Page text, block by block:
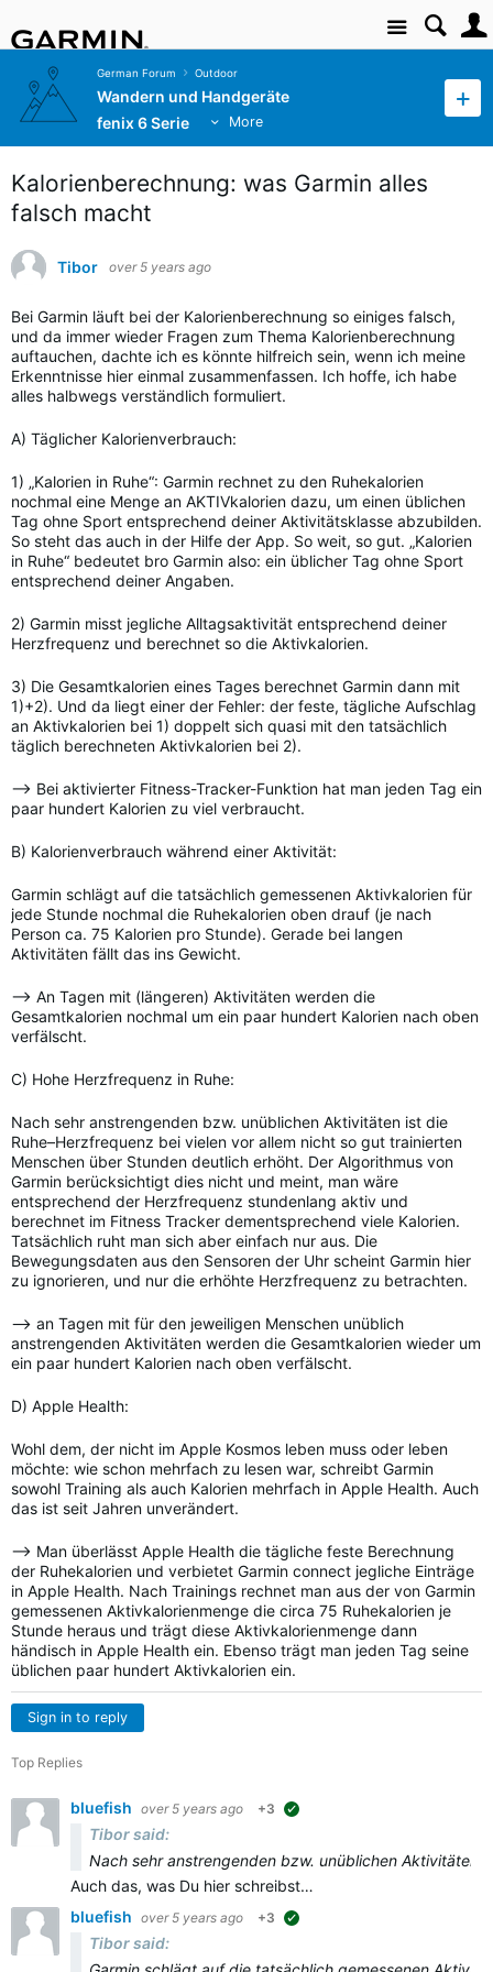
Site
German Forum Outdoor
Wandern und Handgeräte
fenix 6 Serie
More
Kalorienberechnung: was Garmin alles
falsch macht
Tibor over 5 years ago
Bei Garmin läuft bei der Kalorienberechnung so einiges falsch,
und da immer wieder Fragen zum Thema Kalorienberechnung
auftauchen, dachte ich es könnte hilfreich sein, wenn ich meine
Erkenntnisse hier einmal zusammenfassen. Ich hoffe, ich habe
alles halbwegs verständlich formuliert.
A) Täglicher Kalorienverbrauch:
1) „Kalorien in Ruhe“: Garmin rechnet zu den Ruhekalorien
nochmal eine Menge an AKTIVkalorien dazu, um einen üblichen
Tag ohne Sport entsprechend deiner Aktivitätsklasse abzubilden.
So steht das auch in der Hilfe der App. So weit, so gut. „Kalorien
in Ruhe“ bedeutet bro Garmin also: ein üblicher Tag ohne Sport
entsprechend deiner Angaben.
2) Garmin misst jegliche Alltagsaktivität entsprechend deiner
Herzfrequenz und berechnet so die Aktivkalorien.
3) Die Gesamtkalorien eines Tages berechnet Garmin dann mit
1)+2). Und da liegt einer der Fehler: der feste, tägliche Aufschlag
an Aktivkalorien bei 1) doppelt sich quasi mit den tatsächlich
täglich berechneten Aktivkalorien bei 2).
—> Bei aktivierter Fitness-Tracker-Funktion hat man jeden Tag ein
paar hundert Kalorien zu viel verbraucht.
B) Kalorienverbrauch während einer Aktivität:
Garmin schlägt auf die tatsächlich gemessenen Aktivkalorien für
jede Stunde nochmal die Ruhekalorien oben drauf (je nach
Person ca. 75 Kalorien pro Stunde). Gerade bei langen
Aktivitäten fällt das ins Gewicht.
—> An Tagen mit (längeren) Aktivitäten werden die
Gesamtkalorien nochmal um ein paar hundert Kalorien nach oben
verfälscht.
C) Hohe Herzfrequenz in Ruhe:
Nach sehr anstrengenden bzw. unüblichen Aktivitäten ist die
Ruhe–Herzfrequenz bei vielen vor allem nicht so gut trainierten
Menschen über Stunden deutlich erhöht. Der Algorithmus von
Garmin berücksichtigt dies nicht und meint, man wäre
entsprechend der Herzfrequenz stundenlang aktiv und
berechnet im Fitness Tracker dementsprechend viele Kalorien.
Tatsächlich ruht man sich aber einfach nur aus. Die
Bewegungsdaten aus den Sensoren der Uhr scheint Garmin hier
zu ignorieren, und nur die erhöhte Herzfrequenz zu betrachten.
—> an Tagen mit für den jeweiligen Menschen unüblich
anstrengenden Aktivitäten werden die Gesamtkalorien wieder um
ein paar hundert Kalorien nach oben verfälscht.
D) Apple Health:
Wohl dem, der nicht im Apple Kosmos leben muss oder leben
möchte: wie schon mehrfach zu lesen war, schreibt Garmin
sowohl Training als auch Kalorien mehrfach in Apple Health. Auch
das ist seit Jahren unverändert.
—> Man überlässt Apple Health die tägliche feste Berechnung
der Ruhekalorien und verbietet Garmin connect jegliche Einträge
in Apple Health. Nach Trainings rechnet man aus der von Garmin
gemessenen Aktivkalorienmenge die circa 75 Ruhekalorien je
Stunde heraus und trägt diese Aktivkalorienmenge dann
händisch in Apple Health ein. Ebenso trägt man jeden Tag seine
üblichen paar hundert Aktivkalorien ein.
Sign in to reply
Top Replies
bluefish over 5 years ago +3
Tibor said:
Nach sehr anstrengenden bzw. unüblichen Aktivitäten
Auch das, was Du hier schreibst…
bluefish over 5 years ago +3
Tibor said: